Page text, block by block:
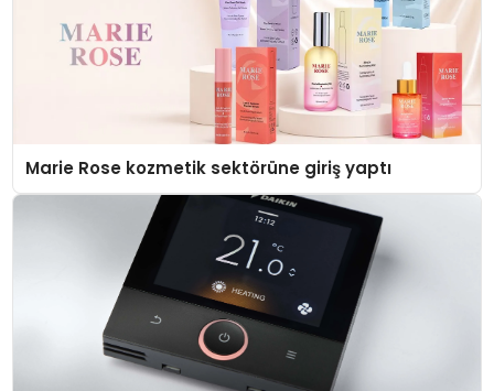
Marie Rose kozmetik sektörüne giriş yaptı